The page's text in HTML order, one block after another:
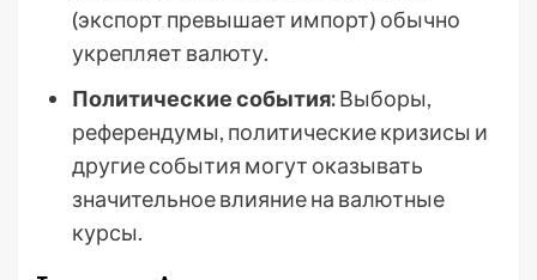
(экспорт превышает импорт) обычно
укрепляет валюту.
Политические события:Выборы,
референдумы, политические кризисы и
другие события могут оказывать
значительное влияние на валютные
курсы.